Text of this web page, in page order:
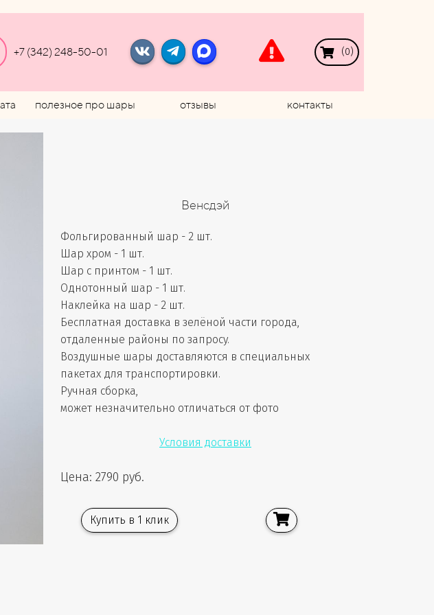
+7 (342) 248-50-01 ( 0 )
полезное про шары отзывы контакты
Венсдэй
Фольгированный шар - 2 шт.
Шар хром - 1 шт.
Шар с принтом - 1 шт.
Однотонный шар - 1 шт.
Наклейка на шар - 2 шт.
Бесплатная доставка в зелёной части города,
отдаленные районы по запросу.
Воздушные шары доставляются в специальных
пакетах для транспортировки.
Ручная сборка,
может незначительно отличаться от фото
Условия доставки
Цена: 2790 руб.
Купить в 1 клик